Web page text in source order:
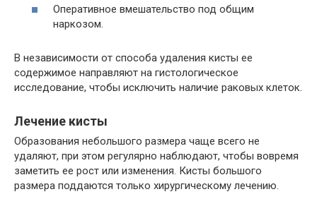
Оперативное вмешательство под общим
наркозом.
В независимости от способа удаления кисты ее
содержимое направляют на гистологическое
исследование, чтобы исключить наличие раковых клеток.
Лечение кисты
Образования небольшого размера чаще всего не
удаляют, при этом регулярно наблюдают, чтобы вовремя
заметить ее рост или изменения. Кисты большого
размера поддаются только хирургическому лечению.